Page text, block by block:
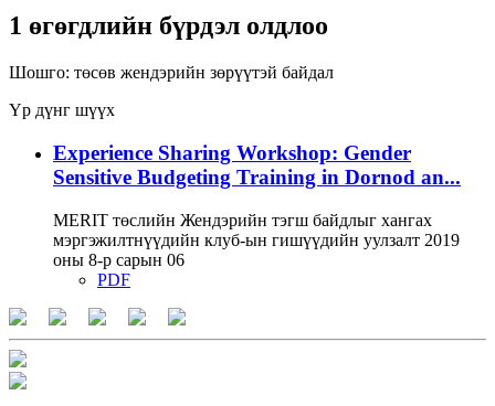
1 өгөгдлийн бүрдэл олдлоо
Шошго: төсөв жендэрийн зөрүүтэй байдал
Үр дүнг шүүх
Experience Sharing Workshop: Gender
Sensitive Budgeting Training in Dornod an...
MERIT төслийн Жендэрийн тэгш байдлыг хангах
мэргэжилтнүүдийн клуб-ын гишүүдийн уулзалт 2019
оны 8-р сарын 06
PDF